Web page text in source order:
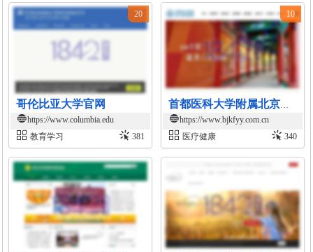
哥伦比亚大学官网
https://www.columbia.edu
教育学习
381
20
首都医科大学附属北京康复医院官网
https://www.bjkfyy.com.cn
医疗健康
340
10